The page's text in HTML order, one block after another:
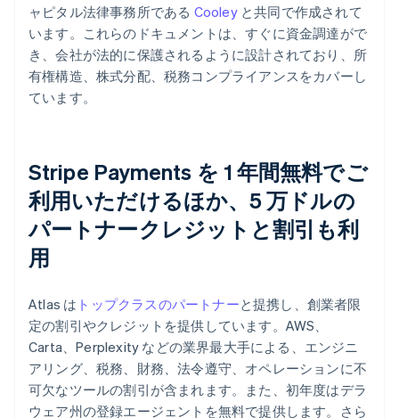
ャピタル法律事務所である Cooleyと共同で作成されて
います。これらのドキュメントは、すぐに資金調達がで
き、会社が法的に保護されるように設計されており、所
有権構造、株式分配、税務コンプライアンスをカバーし
ています。
Stripe Payments を 1 年間無料でご
利用いただけるほか、5 万ドルの
パートナークレジットと割引も利
用
Atlas は トップクラスのパートナーと提携し、創業者限
定の割引やクレジットを提供しています。AWS、
Carta、Perplexity などの業界最大手による、エンジニ
アリング、税務、財務、法令遵守、オペレーションに不
可欠なツールの割引が含まれます。また、初年度はデラ
ウェア州の登録エージェントを無料で提供します。さら